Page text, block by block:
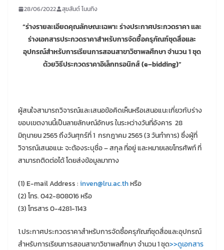
28/06/2022 สุขสันต์ โนนทิง
“ร่างรายละเอียดคุณลักษณะเฉพาะ ร่างประกาศประกวดราคา และ
ร่างเอกสารประกวดราคาสำหรับการจัดซื้อครุภัณฑ์ชุดสื่อและ
อุปกรณ์สำหรับการเรียนการสอนสาขาวิชาพลศึกษา จำนวน 1 ชุด
ด้วยวิธีประกวดราคาอิเล็กทรอนิกส์(e–bidding)”
ผู้สนใจสามารถวิจารณ์และเสนอข้อคิดเห็นหรือเสนอแนะเกี่ยวกับร่าง
ขอบเขตงานนี้เป็นลายลักษณ์อักษร ในระหว่างวันที่อังคาร 28
มิถุนายน 2565 ถึงวันศุกร์ที่ 1 กรกฎาคม 2565 (3 วันทำการ) ซึ่งผู้ที่
วิจารณ์เสนอแนะ จะต้องระบุชื่อ – สกุล ที่อยู่ และหมายเลขโทรศัพท์ ที่
สามารถติดต่อได้ โดยส่งข้อมูลมาทาง
(1) E-mail Address :inven@lru.ac.thหรือ
(2) โทร. 042-808016 หรือ
(3) โทรสาร 0-4281-1143
1.ประกาศประกวดราคาสำหรับการจัดซื้อครุภัณฑ์ชุดสื่อและอุปกรณ์
สำหรับการเรียนการสอนสาขาวิชาพลศึกษา จำนวน 1 ชุด>>ดูเอกสาร